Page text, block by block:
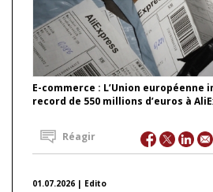
E-commerce : L’Union européenne
record de 550 millions d’euros à
Réagir
01.07.2026 | Edito